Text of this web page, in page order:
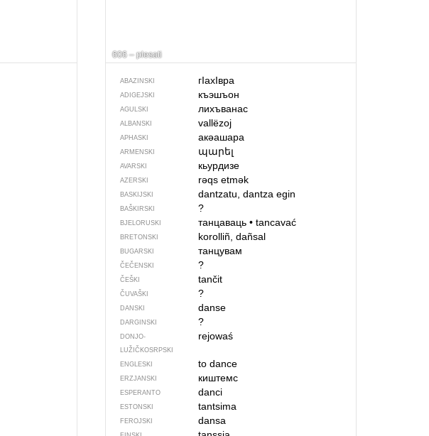
606 – plesati
ABAZINSKI гIахIвра
ADIGEJSKI къэшъон
AGULSKI лихъванас
ALBANSKI vallëzoj
APHASKI акәашара
ARMENSKI պարել
AVARSKI кьурдизе
AZERSKI rəqs etmək
BASKIJSKI dantzatu, dantza egin
BAŠKIRSKI ?
BJELORUSKI танцаваць• tancavać
BRETONSKI korolliñ, dañsal
BUGARSKI танцувам
ČEČENSKI ?
ČEŠKI tančit
ČUVAŠKI ?
DANSKI danse
DARGINSKI ?
DONJO­
LUŽIČKOSRPSKI
rejowaś
ENGLESKI to dance
ERZJANSKI киштемс
ESPERANTO danci
ESTONSKI tantsima
FEROJSKI dansa